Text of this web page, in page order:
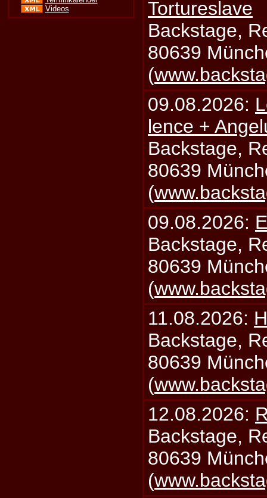
Videos
Tortureslave
Backstage,
80639
(
09.08.2026:
lence +
Backstage,
80639
(
09.08.2026:
Backstage,
80639
(
11.08.2026:
Backstage,
80639
(
12.08.2026:
Backstage,
80639
(